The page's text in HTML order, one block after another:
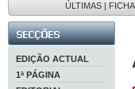
ÚLTIMAS |
EDIÇÃO ACTUAL
1ª PÁGINA